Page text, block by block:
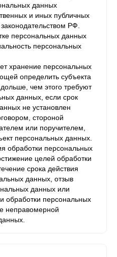
данных
и иных публичных
РФ.
персональных данных
персональных
хранение персональных
определить субъекта
чем этого требуют
данных, если срок
не установлен
стороной
или поручителем,
персональных данных.
обработки персональных
целей обработки
срока действия
данных, отзыв
данных или
обработки персональных
неправомерной